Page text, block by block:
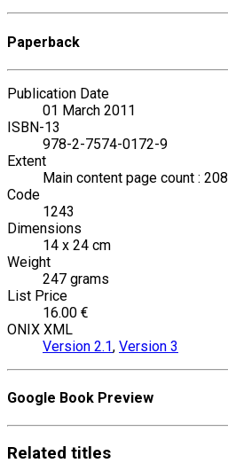
Paperback
Publication Date
01 March 2011
ISBN-13
978-2-7574-0172-9
Extent
Main content page count : 208
Code
1243
Dimensions
14 x 24 cm
Weight
247 grams
List Price
16.00 €
ONIX XML
Version 2.1, Version 3
Google Book Preview
Related titles